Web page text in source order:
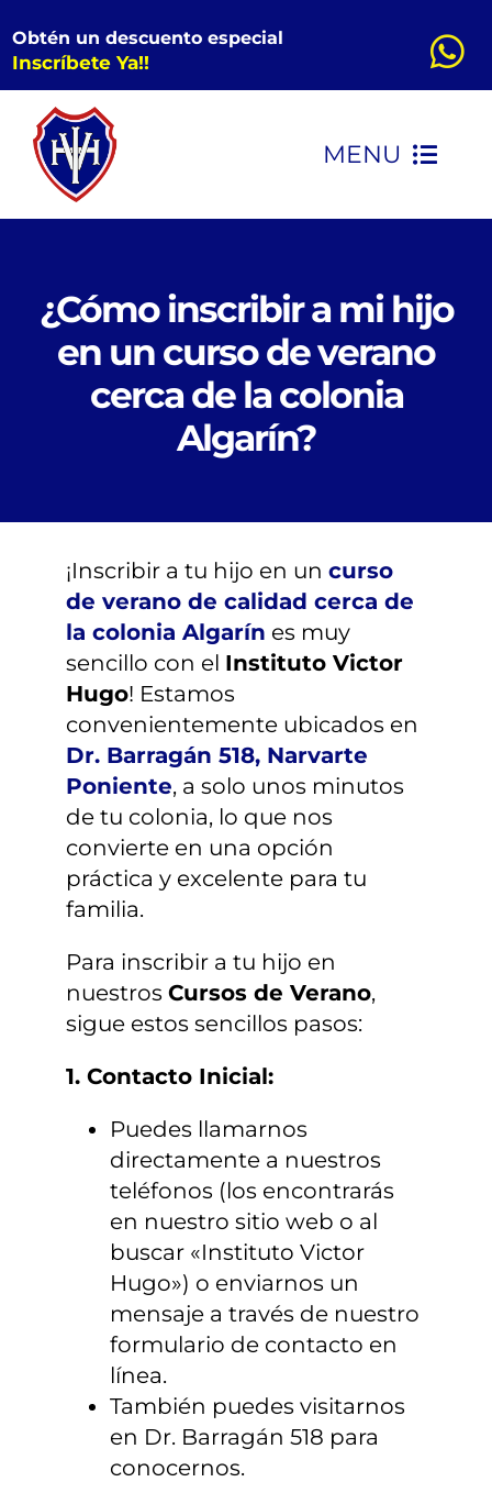
al
contenido
Obtén un descuento especial
Inscríbete Ya!!
MENU
INICIO
CONOCENOS
KINDER
PRIMARIA
INSCRIPCIONES
¿Cómo inscribir a mi hijo
en un curso de verano
cerca de la colonia
Algarín?
¡Inscribir a tu hijo en un curso
de verano de calidad cerca de
la colonia Algarín es muy
sencillo con el Instituto Victor
Hugo! Estamos
convenientemente ubicados en
Dr. Barragán 518, Narvarte
Poniente, a solo unos minutos
de tu colonia, lo que nos
convierte en una opción
práctica y excelente para tu
familia.
Para inscribir a tu hijo en
nuestros Cursos de Verano,
sigue estos sencillos pasos:
1. Contacto Inicial:
Puedes llamarnos
directamente a nuestros
teléfonos (los encontrarás
en nuestro sitio web o al
buscar «Instituto Victor
Hugo») o enviarnos un
mensaje a través de nuestro
formulario de contacto en
línea.
También puedes visitarnos
en Dr. Barragán 518 para
conocernos.